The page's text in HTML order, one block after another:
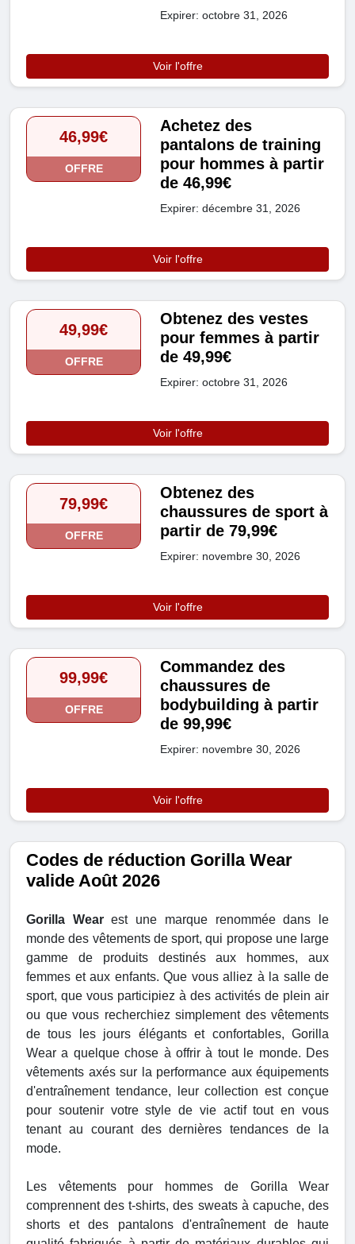
Expirer: octobre 31, 2026
Voir l'offre
46,99€
OFFRE
Achetez des
pantalons de training
pour hommes à partir
de 46,99€
Expirer: décembre 31, 2026
Voir l'offre
49,99€
OFFRE
Obtenez des vestes
pour femmes à partir
de 49,99€
Expirer: octobre 31, 2026
Voir l'offre
79,99€
OFFRE
Obtenez des
chaussures de sport à
partir de 79,99€
Expirer: novembre 30, 2026
Voir l'offre
99,99€
OFFRE
Commandez des
chaussures de
bodybuilding à partir
de 99,99€
Expirer: novembre 30, 2026
Voir l'offre
Codes de réduction Gorilla Wear
valide Août 2026
Gorilla Wearest une marque renommée dans le
monde des vêtements de sport, qui propose une large
gamme de produits destinés aux hommes, aux
femmes et aux enfants. Que vous alliez à la salle de
sport, que vous participiez à des activités de plein air
ou que vous recherchiez simplement des vêtements
de tous les jours élégants et confortables, Gorilla
Wear a quelque chose à offrir à tout le monde. Des
vêtements axés sur la performance aux équipements
d'entraînement tendance, leur collection est conçue
pour soutenir votre style de vie actif tout en vous
tenant au courant des dernières tendances de la
mode.
Les vêtements pour hommes de Gorilla Wear
comprennent des t-shirts, des sweats à capuche, des
shorts et des pantalons d'entraînement de haute